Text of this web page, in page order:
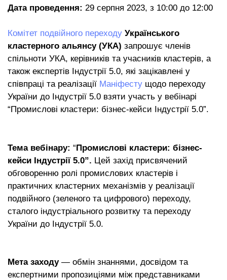
Дата проведення: 29 серпня 2023, з 10:00 до 12:00
Комітет подвійного переходу Українського
кластерного альянсу (УКА) запрошує членів
спільноти УКА, керівників та учасників кластерів, а
також експертів Індустрії 5.0, які зацікавлені у
співпраці та реалізації Маніфесту щодо переходу
України до Індустрії 5.0 взяти участь у вебінарі
“Промислові кластери: бізнес-кейси Індустрії 5.0”.
Тема вебінару: “Промислові кластери: бізнес-
кейси Індустрії 5.0”. Цей захід присвячений
обговоренню ролі промислових кластерів і
практичних кластерних механізмів у реалізації
подвійного (зеленого та цифрового) переходу,
сталого індустріального розвитку та переходу
України до Індустрії 5.0.
Мета заходу— обмін знаннями, досвідом та
експертними пропозиціями між представниками